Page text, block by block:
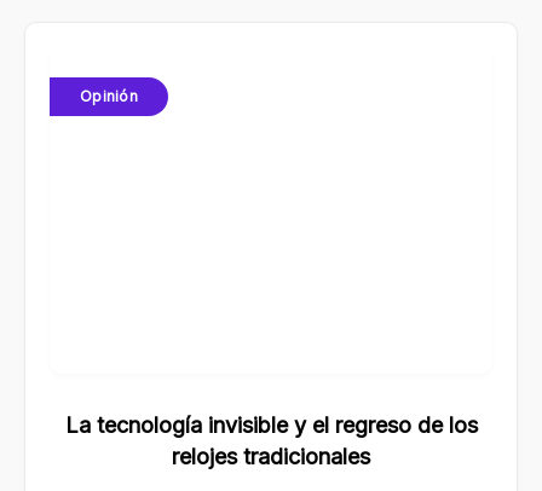
Opinión
La tecnología invisible y el regreso de los
relojes tradicionales